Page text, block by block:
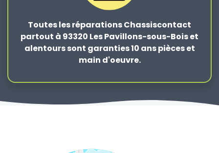
Toutes les réparations Chassiscontact
partout à 93320 Les Pavillons-sous-Bois et
alentours sont garanties 10 ans pièces et
main d'oeuvre.